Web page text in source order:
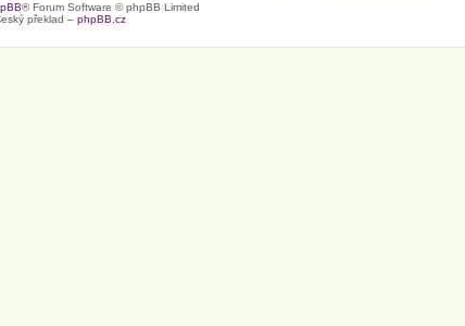
® Forum Software © phpBB Limited
překlad – phpBB.cz